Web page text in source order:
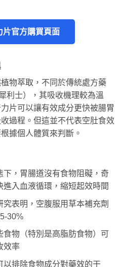
片官方購買頁面
物萃取，不同於傳統處方藥
利士），其吸收機理較為溫
片可以讓有效成分更快被腸胃
過程。但這並不代表空肚食效
據個人體質來判斷。
下，胃腸道沒有食物阻礙，奇
入血液循環，縮短起效時間
究表明，空腹服用草本補充劑
30%
食物（特別是高脂肪食物）可
效率
以排除食物成分對藥效的干